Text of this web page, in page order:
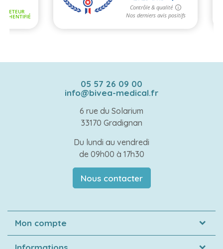
05 57 26 09 00
info@bivea-medical.fr
6 rue du Solarium
33170 Gradignan
Du lundi au vendredi
de 09h00 à 17h30
Nous contacter
Mon compte